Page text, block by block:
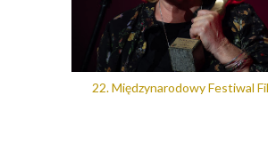
22. Międzynarodowy Festiwal